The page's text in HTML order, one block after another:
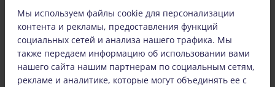
Только оборудование известных
производителей
Мы используем файлы cookie для персонализации
контента и рекламы, предоставления функций
социальных сетей и анализа нашего трафика. Мы
также передаем информацию об использовании вами
нашего сайта нашим партнерам по социальным сетям,
рекламе и аналитике, которые могут объединять ее с